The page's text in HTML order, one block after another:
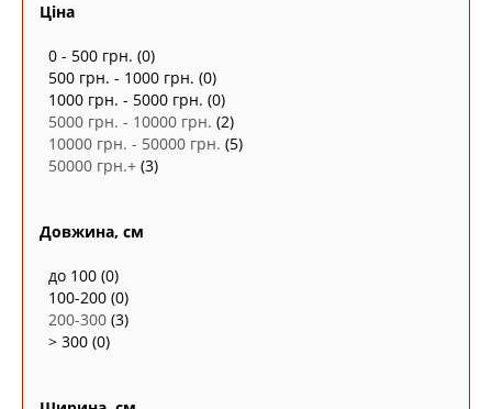
Ціна
0 - 500 грн. (0)
500 грн. - 1000 грн. (0)
1000 грн. - 5000 грн. (0)
5000 грн. - 10000 грн. (2)
10000 грн. - 50000 грн. (5)
50000 грн.+ (3)
Довжина, см
до 100 (0)
100-200 (0)
200-300 (3)
> 300 (0)